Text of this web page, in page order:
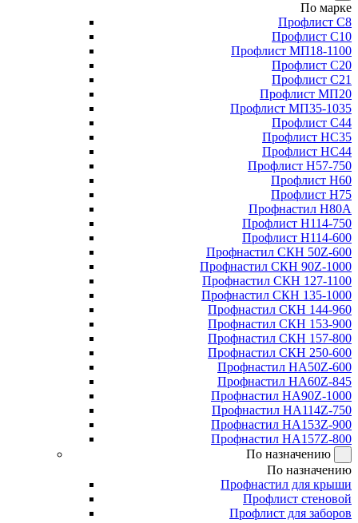
По марке
Профлист С8
Профлист С10
Профлист МП18-1100
Профлист С20
Профлист С21
Профлист МП20
Профлист МП35-1035
Профлист С44
Профлист НС35
Профлист НС44
Профлист Н57-750
Профлист Н60
Профлист Н75
Профнастил Н80А
Профлист Н114-750
Профлист Н114-600
Профнастил СКН 50Z-600
Профнастил СКН 90Z-1000
Профнастил СКН 127-1100
Профнастил СКН 135-1000
Профнастил СКН 144-960
Профнастил СКН 153-900
Профнастил СКН 157-800
Профнастил СКН 250-600
Профнастил НА50Z-600
Профнастил НА60Z-845
Профнастил НА90Z-1000
Профнастил НА114Z-750
Профнастил НА153Z-900
Профнастил НА157Z-800
По назначению
По назначению
Профнастил для крыши
Профлист стеновой
Профлист для заборов